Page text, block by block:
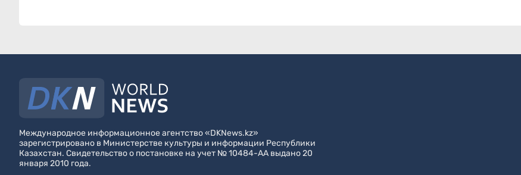
Международное информационное агентство «DKNews.kz»
зарегистрировано в Министерстве культуры и информации Республики
Казахстан. Свидетельство о постановке на учет № 10484-АА выдано 20
января 2010 года.